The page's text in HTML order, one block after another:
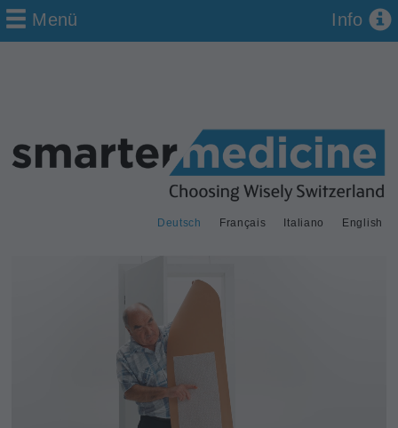
Deutsch Français Italiano English
Menü Info